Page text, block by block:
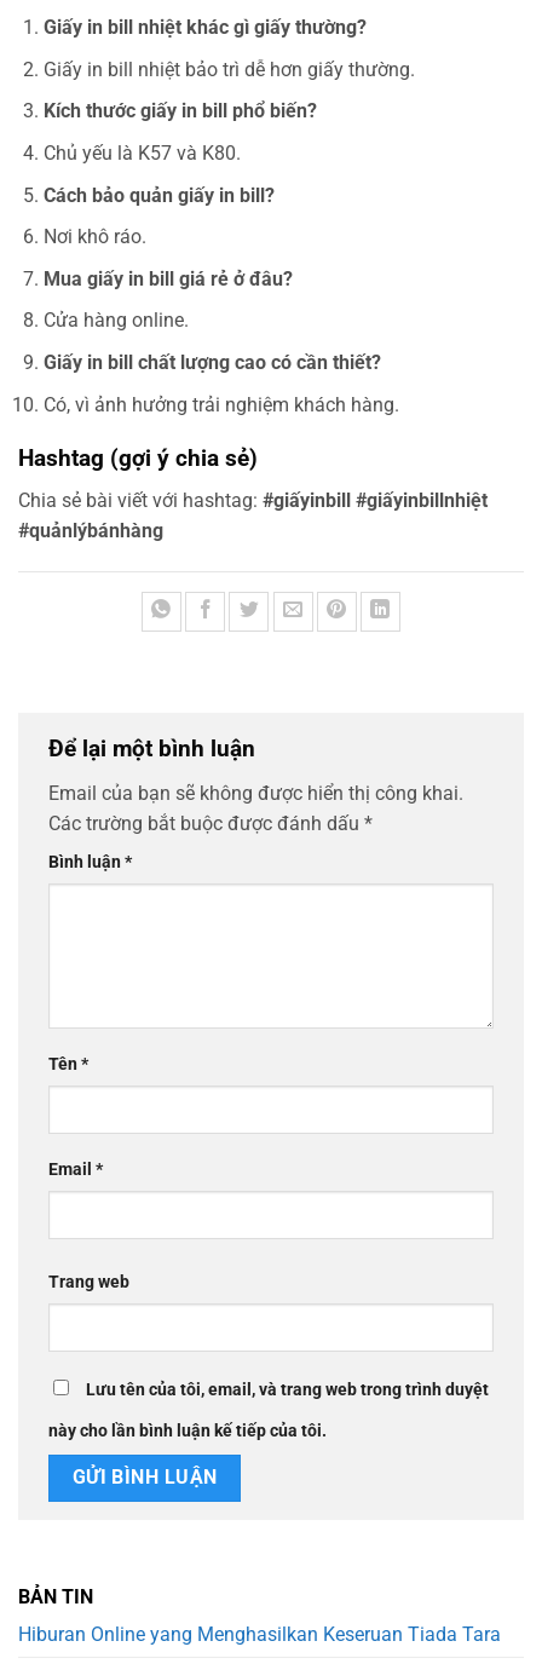
Giấy in bill nhiệt khác gì giấy thường?
Giấy in bill nhiệt bảo trì dễ hơn giấy thường.
Kích thước giấy in bill phổ biến?
Chủ yếu là K57 và K80.
Cách bảo quản giấy in bill?
Nơi khô ráo.
Mua giấy in bill giá rẻ ở đâu?
Cửa hàng online.
Giấy in bill chất lượng cao có cần thiết?
Có, vì ảnh hưởng trải nghiệm khách hàng.
Hashtag (gợi ý chia sẻ)
Chia sẻ bài viết với hashtag: #giấyinbill #giấyinbillnhiệt
#quảnlýbánhàng
Để lại một bình luận
Email của bạn sẽ không được hiển thị công khai.
Các trường bắt buộc được đánh dấu *
Bình luận*
Tên*
Email *
Trang web
Lưu tên của tôi, email, và trang web trong trình duyệt
này cho lần bình luận kế tiếp của tôi.
BẢN TIN
Hiburan Online yang Menghasilkan Keseruan Tiada Tara